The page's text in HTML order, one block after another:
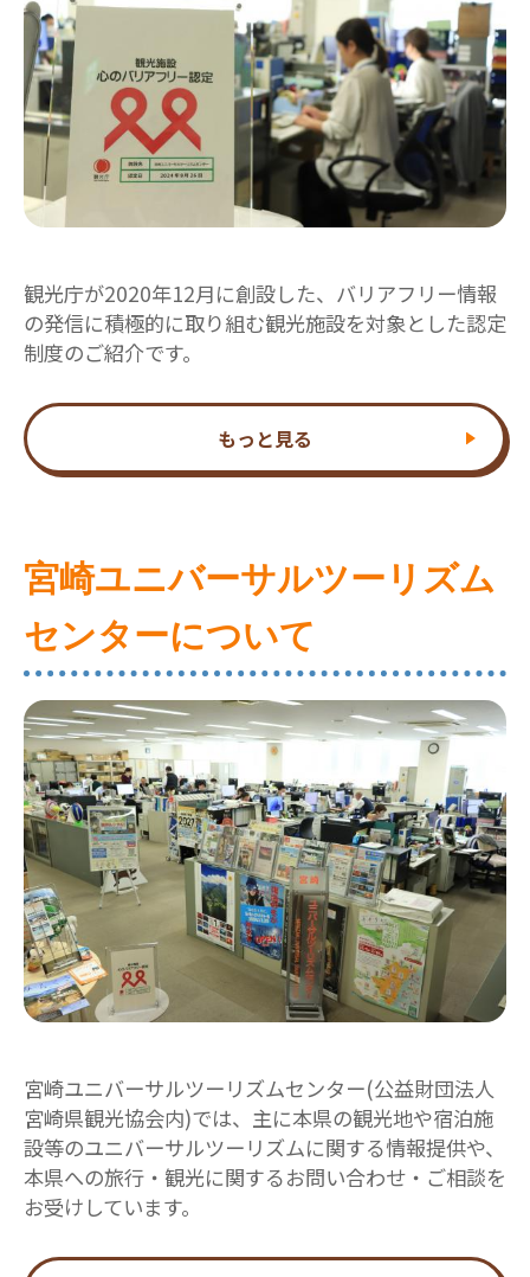
観光庁が2020年12月に創設した、バリアフリー情報
の発信に積極的に取り組む観光施設を対象とした認定
制度のご紹介です。
もっと見る
宮崎ユニバーサルツーリズム
センターについて
宮崎ユニバーサルツーリズムセンター(公益財団法人
宮崎県観光協会内)では、主に本県の観光地や宿泊施
設等のユニバーサルツーリズムに関する情報提供や、
本県への旅行・観光に関するお問い合わせ・ご相談を
お受けしています。